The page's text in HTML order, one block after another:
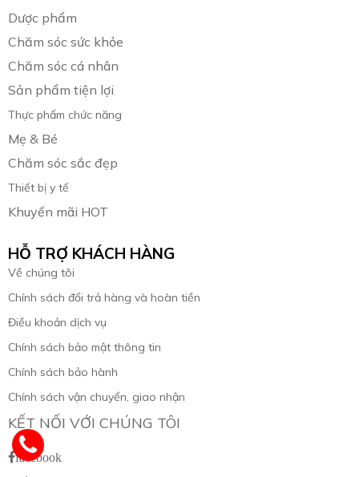
Dược phẩm
Chăm sóc sức khỏe
Chăm sóc cá nhân
Sản phẩm tiện lợi
Thực phẩm chức năng
Mẹ & Bé
Chăm sóc sắc đẹp
Thiết bị y tế
Khuyến mãi HOT
HỖ TRỢ KHÁCH HÀNG
Về chúng tôi
Chính sách đổi trả hàng và hoàn tiền
Điều khoản dịch vụ
Chính sách bảo mật thông tin
Chính sách bảo hành
Chính sách vận chuyển, giao nhận
KẾT NỐI VỚI CHÚNG TÔI
facebook